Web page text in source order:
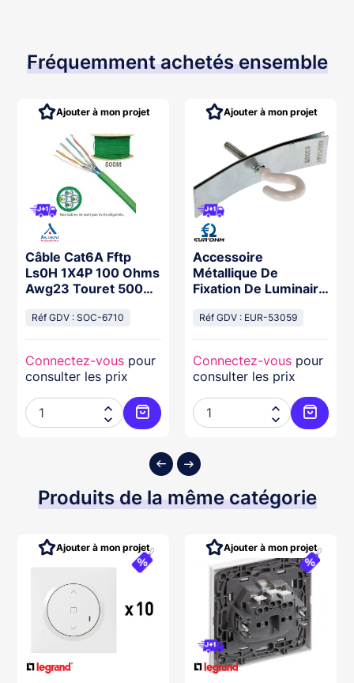
Fréquemment achetés ensemble
au panier
Câble Cat6A Fftp
Ls0H 1X4P 100 Ohms
Awg23 Touret 500M
Réf GDV : SOC-6710
Connectez-vous pour
consulter les prix


Ajouter au panier
Ajouter à mon projet
Accessoire
Métallique De
Fixation De Luminaire
Réf GDV : EUR-53059
Connectez-vous pour
consulter les prix


Ajouter à mon projet
Produits de la même catégorie
Ajouter à mon projet Ajouter à mon projet